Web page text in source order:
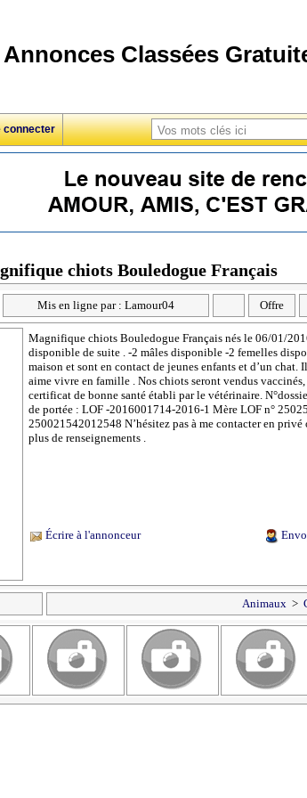
Classées
connecter
chiots Bouledogue Français
Mis en ligne par : Lamour04 Offre
Magnifique chiots Bouledogue Français nés le 06/01/
disponible de suite . -2 mâles disponible -2 femelles
maison et sont en contact de jeunes enfants et d’un
aime vivre en famille . Nos chiots seront vendus
certificat de bonne santé établi par le vétérinaire.
de portée : LOF -2016001714-2016-1 Mère LOF n°
250021542012548 N’hésitez pas à me contacter en
plus de renseignements .
Écrire à l'annonceur
Animaux >